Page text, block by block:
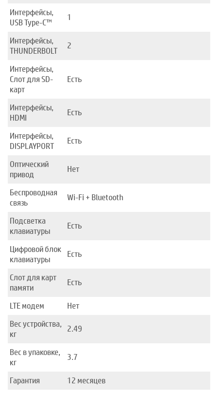
Интерфейсы,
USB Type-C™
1
Интерфейсы,
THUNDERBOLT
2
Интерфейсы,
Слот для SD-
карт
Есть
Интерфейсы,
HDMI
Есть
Интерфейсы,
DISPLAYPORT
Есть
Оптический
привод
Нет
Беспроводная
связь
Wi-Fi + Bluetooth
Подсветка
клавиатуры
Есть
Цифровой блок
клавиатуры
Есть
Слот для карт
памяти
Есть
LTE модем
Нет
Вес устройства,
кг
2.49
Вес в упаковке,
кг
3.7
Гарантия 12 месяцев